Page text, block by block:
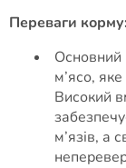
Переваги корму:
Основний
м’ясо,
Високий
м’язів, а